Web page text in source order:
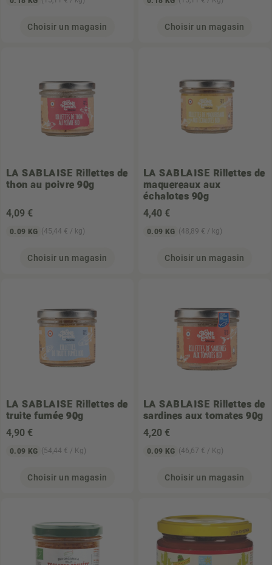
Choisir un magasin Choisir un magasin
LA SABLAISE Rillettes de
thon au poivre 90g
4,09 €
0.09 KG (45,44 € / kg)
Choisir un magasin
LA SABLAISE Rillettes de
maquereaux aux
échalotes 90g
4,40 €
0.09 KG (48,89 € / kg)
Choisir un magasin
LA SABLAISE Rillettes de
truite fumée 90g
4,90 €
0.09 KG (54,44 € / Kg)
Choisir un magasin
LA SABLAISE Rillettes de
sardines aux tomates 90g
4,20 €
0.09 KG (46,67 € / Kg)
Choisir un magasin